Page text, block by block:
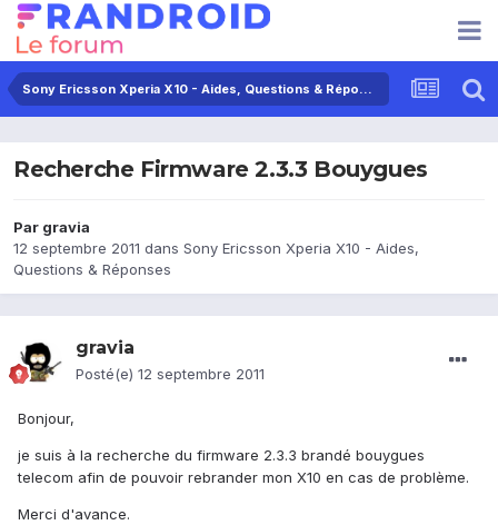
Sony Ericsson Xperia X10 - Aides, Questions & Réponses
Recherche Firmware 2.3.3 Bouygues
Par gravia
12 septembre 2011 dans Sony Ericsson Xperia X10 - Aides,
Questions & Réponses
gravia
Posté(e) 12 septembre 2011
Bonjour,
je suis à la recherche du firmware 2.3.3 brandé bouygues
telecom afin de pouvoir rebrander mon X10 en cas de problème.
Merci d'avance.